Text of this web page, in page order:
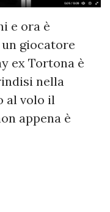
e ora è
un giocatore
ex Tortona è
nella
al volo il
appena è